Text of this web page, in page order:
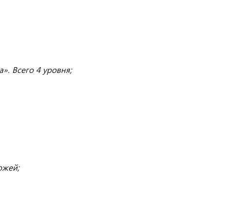
Всего 4 уровня;